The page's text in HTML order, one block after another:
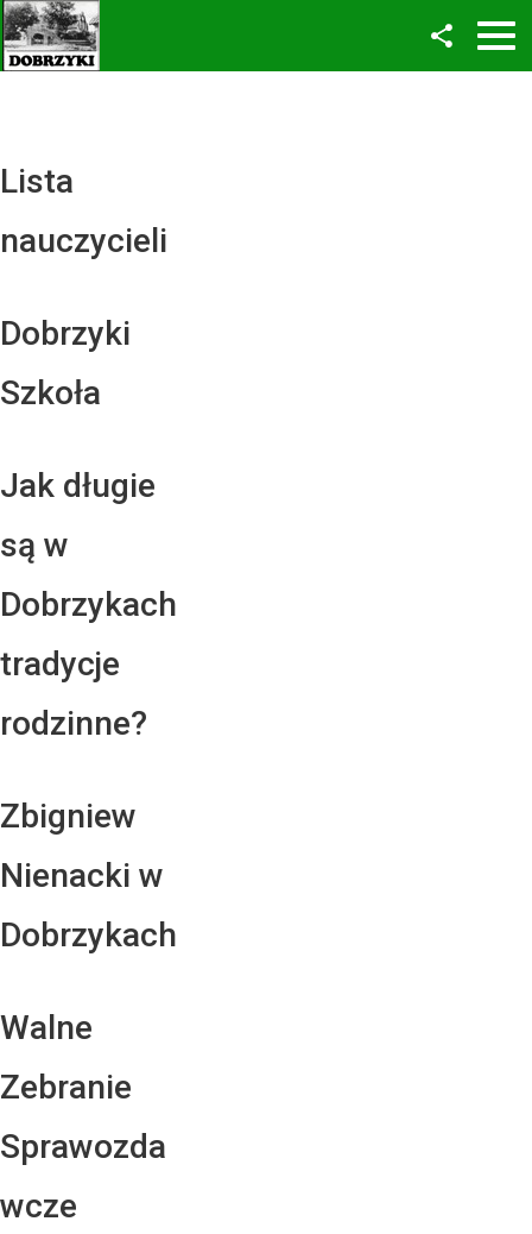
Lista
nauczycieli
Dobrzyki
Szkoła
Jak długie
są w
Dobrzykach
tradycje
rodzinne?
Zbigniew
Nienacki w
Dobrzykach
Walne
Zebranie
Sprawozda
wcze